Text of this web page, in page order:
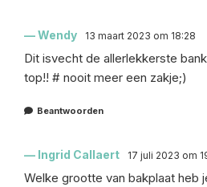
Wendy 13 maart 2023 om 18:28
Dit isvecht de allerlekkerste
top!! # nooit meer een zakje;)
Beantwoorden
Ingrid Callaert 17 juli 2023 om
Welke grootte van bakplaat heb